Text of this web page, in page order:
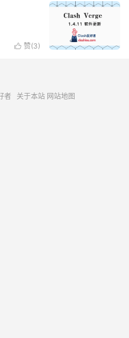
 赞(3)
者 关于本站 网站地图